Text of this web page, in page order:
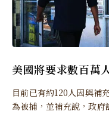
美國將要求數百萬
目前已有約120人因與補
為被捕，並補充說，政府